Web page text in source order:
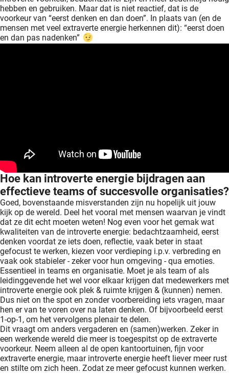
hebben en gebruiken. Maar dat is niet reactief, dat is de
voorkeur van “eerst denken en dan doen”. In plaats van (en de
mensen met veel extraverte energie herkennen dit): “eerst doen
en dan pas nadenken”
Hoe kan introverte energie bijdragen aan
effectieve teams of succesvolle organisaties?
Goed, bovenstaande misverstanden zijn nu hopelijk uit jouw
kijk op de wereld. Deel het vooral met mensen waarvan je vindt
dat ze dit echt moeten weten! Nog even voor het gemak wat
kwaliteiten van de introverte energie: bedachtzaamheid, eerst
denken voordat ze iets doen, reflectie, vaak beter in staat
gefocust te werken, kiezen voor verdieping i.p.v. verbreding en
vaak ook stabieler - zeker voor hun omgeving - qua emoties.
Essentieel in teams en organisatie. Moet je als team of als
leidinggevende het wel voor elkaar krijgen dat medewerkers met
introverte energie ook plek & ruimte krijgen & (kunnen) nemen.
Dus niet on the spot en zonder voorbereiding iets vragen, maar
hen er van te voren over na laten denken. Of bijvoorbeeld eerst
1-op-1, om het vervolgens plenair te delen.
Dit vraagt om anders vergaderen en (samen)werken. Zeker in
een werkende wereld die meer is toegespitst op de extraverte
voorkeur. Neem alleen al de open kantoortuinen, fijn voor
extraverte energie, maar introverte energie heeft liever meer rust
en stilte om zich heen. Zodat ze meer gefocust kunnen werken.